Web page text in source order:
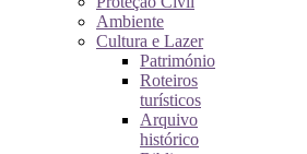
Ambiente
Cultura e Lazer
Património
Roteiros
turísticos
Arquivo
histórico